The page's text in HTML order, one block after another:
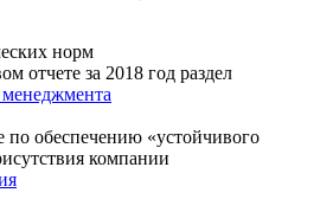
норм
отчете за 2018 год раздел
менеджмента
обеспечению «устойчивого
компании